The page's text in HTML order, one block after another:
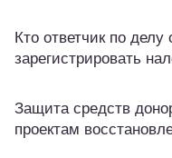
Кто ответчик по делу
зарегистрировать
Защита средств
проектам